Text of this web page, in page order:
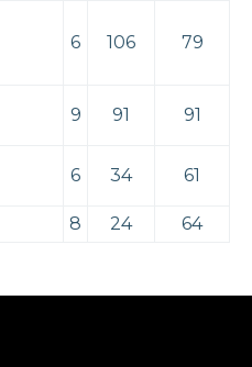
6 106 79
9 91 91
6 34 61
8 24
64